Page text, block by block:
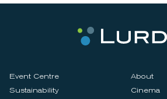
Event Centre
About
Sustainability
Cinema